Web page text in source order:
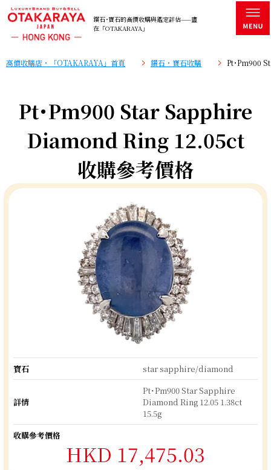
鑽石･寶石的高價收購與鑑定評估——盡
在「OTAKARAYA」
高價收購店・「OTAKARAYA」首頁 鑽石・寶石收購 Pt･Pm900
Pt･Pm900 Star Sapphire
Diamond Ring 12.05ct
收購參考價格
寶石 star sapphire/diamond
詳情
Pt･Pm900 Star Sapphire
Diamond Ring 12.05 1.38ct
15.5g
收購參考價格
HKD 17,475.03